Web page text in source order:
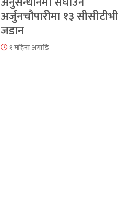
अर्जुनचौपारीमा १३ सीसीटीभी
जडान
१ महिना अगाडि